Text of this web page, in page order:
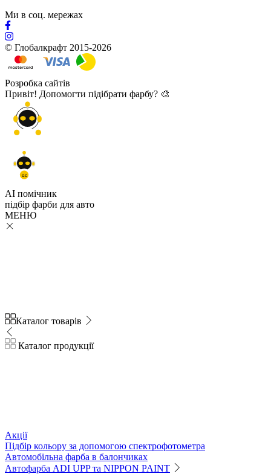
Ми в соц. мережах
© Глобалкрафт 2015-2026
Розробка сайтів
Привіт! Допомогти підібрати фарбу? 🎨
GC
AI помічник
підбір фарби для авто
МЕНЮ
Каталог товарів
Каталог продукції
Акції
Підбір кольору за допомогою спектрофотометра
Автомобільна фарба в балончиках
Автофарба ADI UPP та NIPPON PAINT